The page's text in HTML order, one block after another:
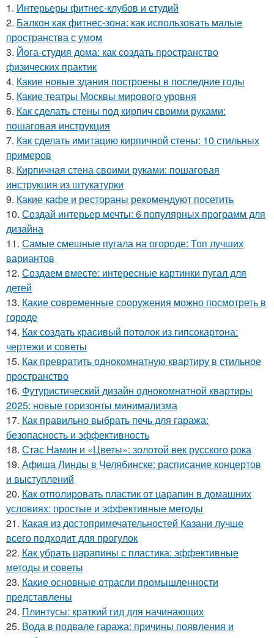
1. Интерьеры фитнес-клубов и студий
2. Балкон как фитнес-зона: как использовать малые
пространства с умом
3. Йога-студия дома: как создать пространство
физических практик
4. Какие новые здания построены в последние годы
5. Какие театры Москвы мирового уровня
6. Как сделать стены под кирпич своими руками:
пошаговая инструкция
7. Как сделать имитацию кирпичной стены: 10 стильных
примеров
8. Кирпичная стена своими руками: пошаговая
инструкция из штукатурки
9. Какие кафе и рестораны рекомендуют посетить
10. Создай интерьер мечты: 6 популярных программ для
дизайна
11. Самые смешные пугала на огороде: Топ лучших
вариантов
12. Создаем вместе: интересные картинки пугал для
детей
13. Какие современные сооружения можно посмотреть в
городе
14. Как создать красивый потолок из гипсокартона:
чертежи и советы
15. Как превратить однокомнатную квартиру в стильное
пространство
16. Футуристический дизайн однокомнатной квартиры
2025: новые горизонты минимализма
17. Как правильно выбрать печь для гаража:
безопасность и эффективность
18. Стас Намин и «Цветы»: золотой век русского рока
19. Афиша Линды в Челябинске: расписание концертов
и выступлений
20. Как отполировать пластик от царапин в домашних
условиях: простые и эффективные методы
21. Какая из достопримечательностей Казани лучше
всего подходит для прогулок
22. Как убрать царапины с пластика: эффективные
методы и советы
23. Какие основные отрасли промышленности
представлены
24. Плинтусы: краткий гид для начинающих
25. Вода в подвале гаража: причины появления и